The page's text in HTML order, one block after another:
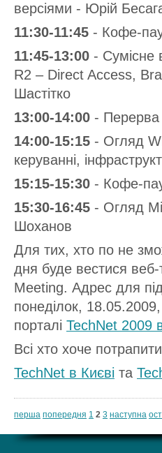
версіями - Юрій
11:30-11:45 - Кофе-
11:45-13:00 - Сумісне
R2 – Direct Access,
Шастітко
13:00-14:00 - Перерва
14:00-15:15 - Огляд
керуванні,
15:15-15:30 - Кофе-
15:30-16:45 - Огляд
Шоханов
Для тих, хто по не
дня буде вестися
Meeting. Адрес для
понеділок,
порталі TechNet 2009
Всі хто хоче
TechNet в Києві та
перша попередня 1 2 3 наступна